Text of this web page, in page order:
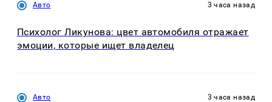
Авто 3 часа назад
Психолог Ликунова: цвет автомобиля отражает
эмоции, которые ищет владелец
Авто 3 часа назад